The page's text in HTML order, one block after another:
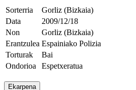
Sorterria
Gorliz (Bizkaia)
Data
2009/12/18
Non
Gorliz (Bizkaia)
Erantzulea Espainiako Polizia
Torturak
Bai
Ondorioa
Espetxeratua